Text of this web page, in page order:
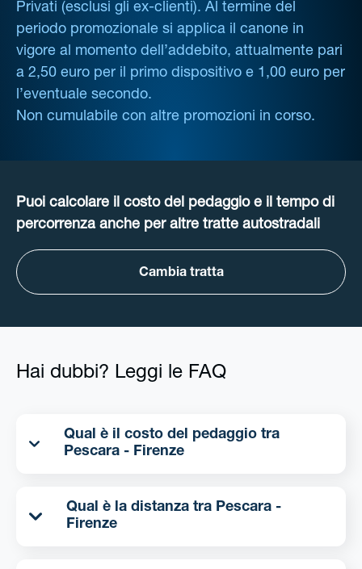
Privati (esclusi gli ex-clienti). Al termine del
periodo promozionale si applica il canone in
vigore al momento dell’addebito, attualmente pari
a 2,50 euro per il primo dispositivo e 1,00 euro per
l’eventuale secondo.
Non cumulabile con altre promozioni in corso.
Puoi calcolare il costo del pedaggio e il tempo di
percorrenza anche per altre tratte autostradali
Cambia tratta
Hai dubbi? Leggi le FAQ
Qual è il costo del pedaggio tra
Pescara - Firenze
Qual è la distanza tra Pescara -
Firenze